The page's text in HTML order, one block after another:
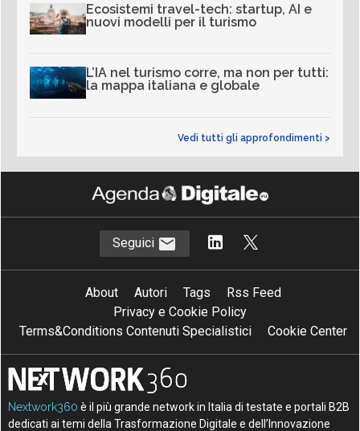
Ecosistemi travel-tech: startup, AI e
nuovi modelli per il turismo
L’IA nel turismo corre, ma non per tutti:
la mappa italiana e globale
Vedi tutti gli approfondimenti >
Seguici
About Autori Tags
Rss Feed
Privacy e Cookie Policy
Terms&Conditions Contenuti Specialistici
Cookie Center
Nextwork360 è il più grande network in Italia di testate e portali B2B
dedicati ai temi della Trasformazione Digitale e dell’Innovazione